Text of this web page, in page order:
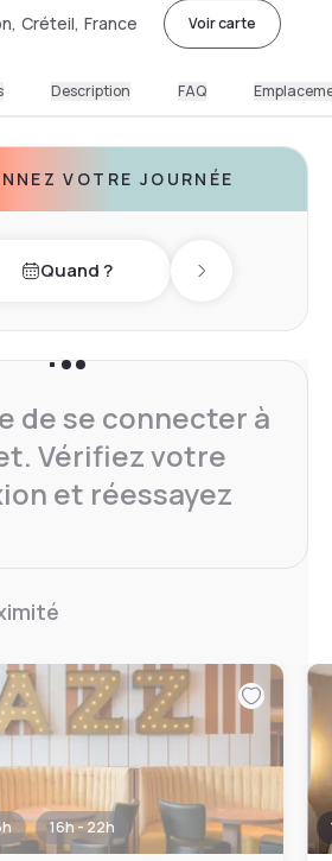
Créteil, France Voir carte
Description FAQ
VOTRE JOURNÉE
dayQuand ? Next day
de se connecter à
Vérifiez votre
et réessayez
16h - 22h